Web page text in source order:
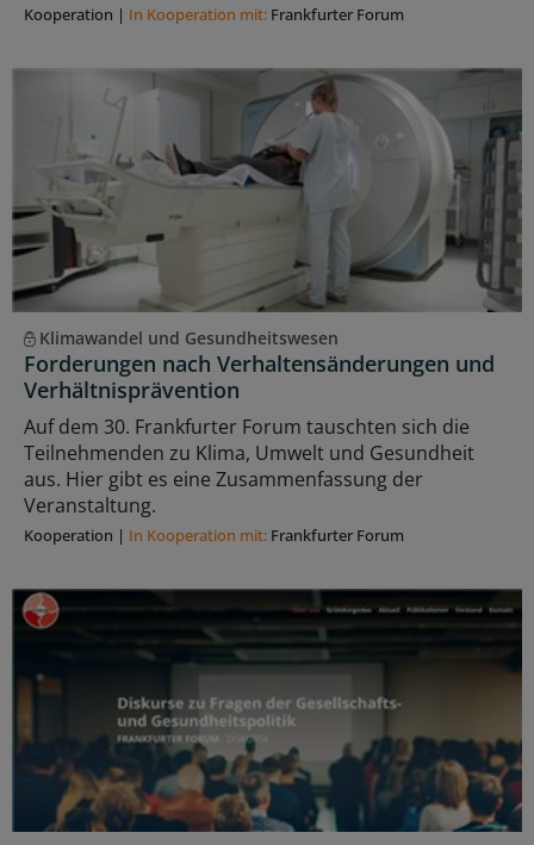
Kooperation | In Kooperation mit: Frankfurter Forum
Klimawandel und Gesundheitswesen
Forderungen nach Verhaltensänderungen und
Verhältnisprävention
Auf dem 30. Frankfurter Forum tauschten sich die
Teilnehmenden zu Klima, Umwelt und Gesundheit
aus. Hier gibt es eine Zusammenfassung der
Veranstaltung.
Kooperation | In Kooperation mit: Frankfurter Forum